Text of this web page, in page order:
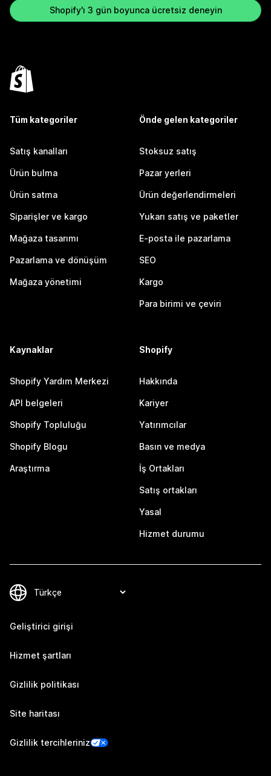
Shopify'ı 3 gün boyunca ücretsiz deneyin
Tüm kategoriler
Satış kanalları
Ürün bulma
Ürün satma
Siparişler ve kargo
Mağaza tasarımı
Pazarlama ve dönüşüm
Mağaza yönetimi
Önde gelen kategoriler
Stoksuz satış
Pazar yerleri
Ürün değerlendirmeleri
Yukarı satış ve paketler
E-posta ile pazarlama
SEO
Kargo
Para birimi ve çeviri
Kaynaklar
Shopify Yardım Merkezi
API belgeleri
Shopify Topluluğu
Shopify Blogu
Araştırma
Shopify
Hakkında
Kariyer
Yatırımcılar
Basın ve medya
İş Ortakları
Satış ortakları
Yasal
Hizmet durumu
Geliştirici girişi
Hizmet şartları
Gizlilik politikası
Site haritası
Gizlilik tercihleriniz